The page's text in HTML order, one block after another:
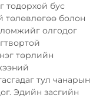
тодорхой бус
төлөвлөгөө болон
олгодог
төрлийн
тул чанарын
Эдийн засгийн